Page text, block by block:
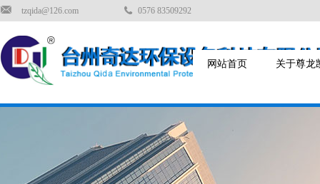
tzqida@126.com 0576 83509292
网站首页 关于尊龙凯